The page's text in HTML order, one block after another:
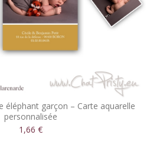
éléphant garçon – Carte aquarelle
personnalisée
1,66 €